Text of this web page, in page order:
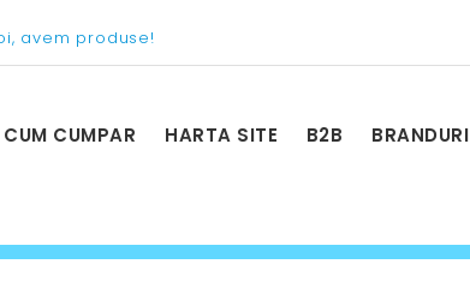
avem produse!
CUM CUMPAR HARTA SITE B2B BRANDURI